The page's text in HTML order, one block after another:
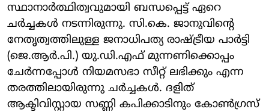
സ്ഥാനാർത്ഥിത്വവുമായി ബന്ധപ്പെട്ട് ഏറെ
ചർച്ചകൾ നടന്നിരുന്നു. സി.കെ. ജാനുവിന്റെ
നേതൃത്വത്തിലുള്ള ജനാധിപത്യ രാഷ്ട്രീയ പാർട്ടി
(ജെ.ആർ.പി.) യു.ഡി.എഫ് മുന്നണിക്കൊപ്പം
ചേർന്നപ്പോൾ നിയമസഭാ സീറ്റ് ലഭിക്കും എന്ന
തരത്തിലായിരുന്നു ചർച്ചകൾ. ദളിത്
ആക്ടിവിസ്റ്റായ സണ്ണി കപിക്കാടിനും കോൺഗ്രസ്